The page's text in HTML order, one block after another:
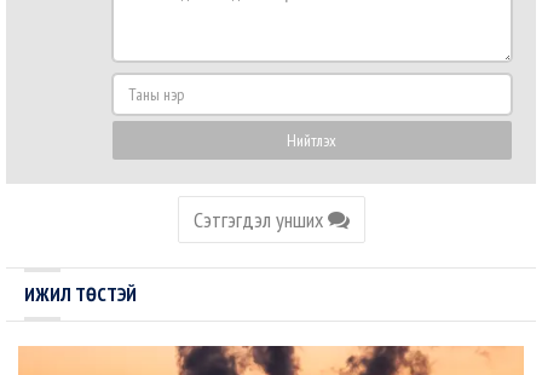
бичнэ
Таны
нэр
Нийтлэх
Сэтгэгдэл унших
ИЖИЛ ТӨСТЭЙ